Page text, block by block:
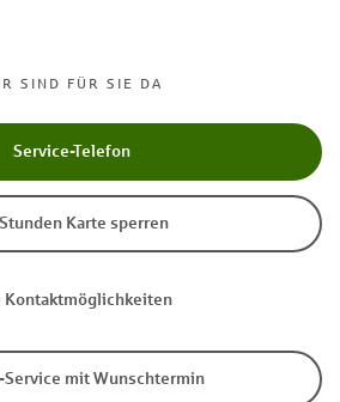
SIND FÜR SIE DA
Service-Telefon
Karte sperren
Kontaktmöglichkeiten
Service mit Wunschtermin